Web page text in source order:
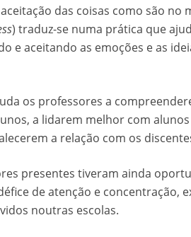
das coisas como são no
) traduz-se numa prática que
e aceitando as emoções e as
os professores a
a lidarem melhor com alunos
a relação com os
presentes tiveram ainda
de atenção e concentração,
noutras escolas.